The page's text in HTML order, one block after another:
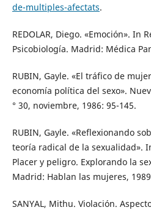
de-multiples-afectats.
REDOLAR, Diego. «Emoción». In
Psicobiología. Madrid: Médica
RUBIN, Gayle. «El tráfico de
economía política del sexo».
° 30, noviembre, 1986: 95-145.
RUBIN, Gayle. «Reflexionando
teoría radical de la sexualidad».
Placer y peligro. Explorando la
Madrid: Hablan las mujeres,
SANYAL, Mithu. Violación.